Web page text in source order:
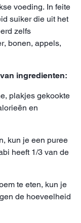
voeding. In feite
suiker die uit het
zelfs
bonen, appels,
ingredienten:
plakjes gekookte
en
kun je een puree
heeft 1/3 van de
te eten, kun je
de hoeveelheid